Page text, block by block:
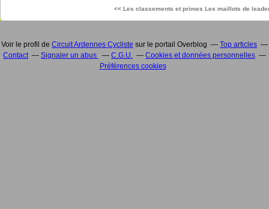
<< Les classements et primes Les maillots de
Voir le profil de Circuit Ardennes Cycliste sur le portail Overblog
Top articles
Contact
Signaler un abus C.G.U.
Cookies et données personnelles
Préférences cookies